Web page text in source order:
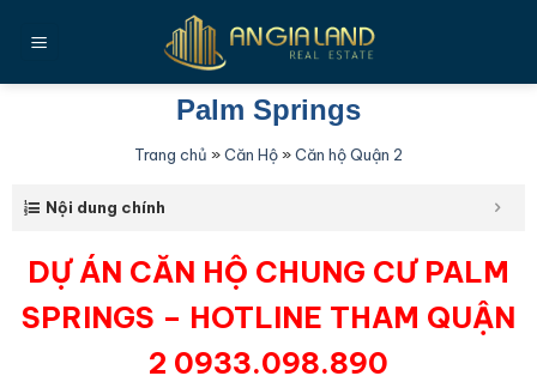
qua
Palm Springs
Trang chủ »Căn Hộ»Căn hộ Quận 2
Nội dung chính
DỰ ÁN CĂN HỘ CHUNG CƯ PALM
SPRINGS – HOTLINE THAM QUẬN
2 0933.098.890